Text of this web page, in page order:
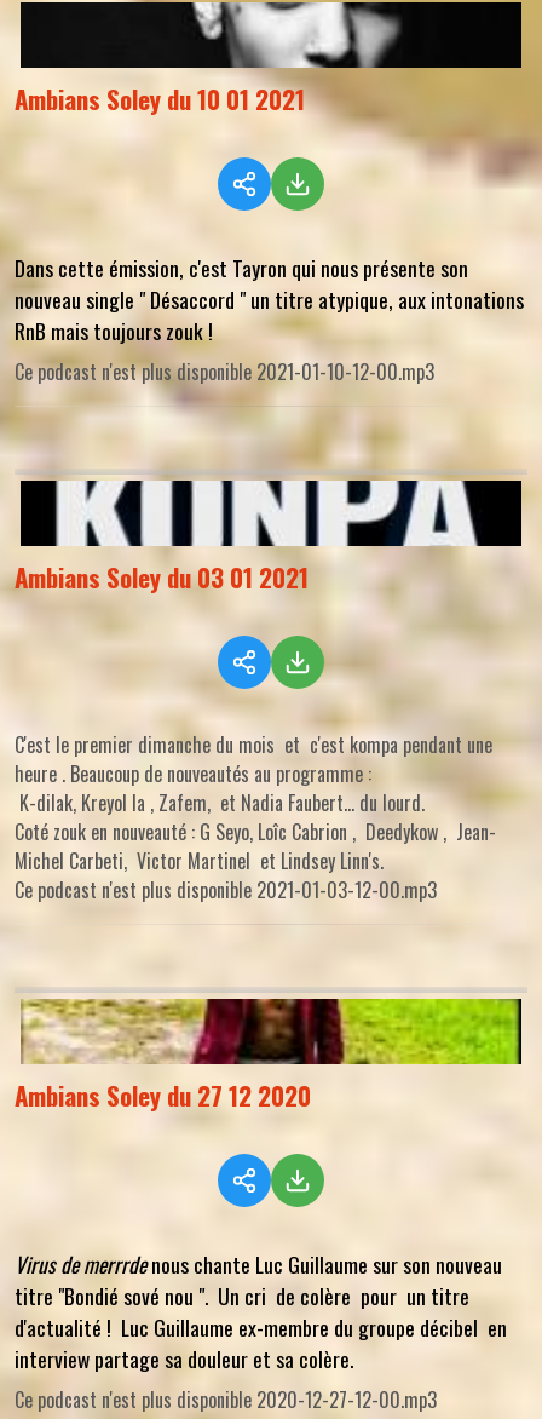
Ambians Soley du 10 01 2021
Dans cette émission, c'est Tayron qui nous présente son
nouveau single " Désaccord " un titre atypique, aux intonations
RnB mais toujours zouk !
Ce podcast n'est plus disponible 2021-01-10-12-00.mp3
Ambians Soley du 03 01 2021
C'est le premier dimanche du mois et c'est kompa pendant une
heure . Beaucoup de nouveautés au programme :
K-dilak, Kreyol la , Zafem, et Nadia Faubert... du lourd.
Coté zouk en nouveauté : G Seyo, Loîc Cabrion , Deedykow , Jean-
Michel Carbeti, Victor Martinel et Lindsey Linn's.
Ce podcast n'est plus disponible 2021-01-03-12-00.mp3
Ambians Soley du 27 12 2020
Virus de merrrdenous chante Luc Guillaume sur son nouveau
titre "Bondié sové nou ". Un cri de colère pour un titre
d'actualité ! Luc Guillaume ex-membre du groupe décibel en
interview partage sa douleur et sa colère.
Ce podcast n'est plus disponible 2020-12-27-12-00.mp3